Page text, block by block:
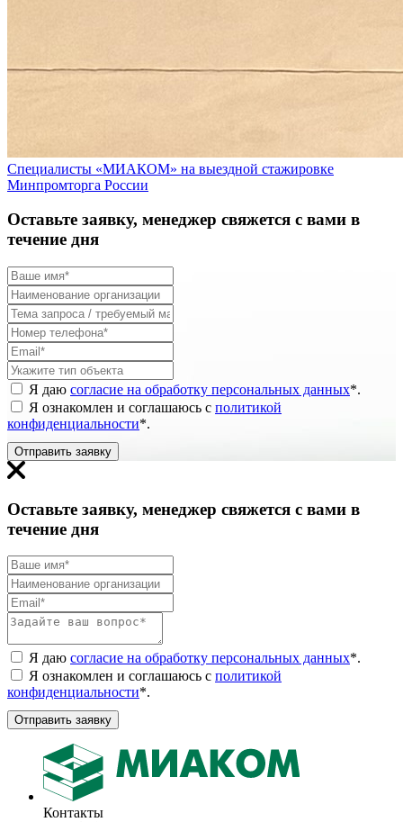
Специалисты «МИАКОМ» на выездной стажировке
Минпромторга России
Оставьте заявку, менеджер свяжется с вами в
течение дня
Я даю согласие на обработку персональных данных*.
Я ознакомлен и соглашаюсь с политикой
конфиденциальности*.
Отправить заявку
Оставьте заявку, менеджер свяжется с вами в
течение дня
Я даю согласие на обработку персональных данных*.
Я ознакомлен и соглашаюсь с политикой
конфиденциальности*.
Отправить заявку
Контакты